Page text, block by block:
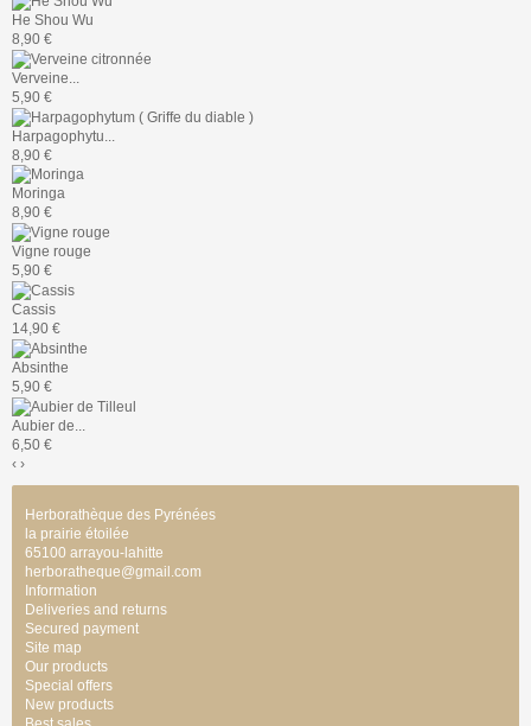
He Shou Wu
8,90 €
Verveine...
5,90 €
Harpagophytu...
8,90 €
Moringa
8,90 €
Vigne rouge
5,90 €
Cassis
14,90 €
Absinthe
5,90 €
Aubier de...
6,50 €
‹ ›
Herborathèque des Pyrénées
la prairie étoilée
65100 arrayou-lahitte
herboratheque@gmail.com
Information
Deliveries and returns
Secured payment
Site map
Our products
Special offers
New products